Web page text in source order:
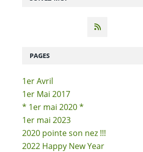
PAGES
1er Avril
1er Mai 2017
* 1er mai 2020 *
1er mai 2023
2020 pointe son nez !!!
2022 Happy New Year